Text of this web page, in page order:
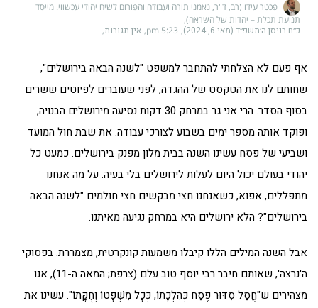
פכטר עידו (רב, ד"ר, נאמני תורה ועבודה והפורום לשיח יהודי עכשווי. מייסד
תנועת תכלת – יהדות של השראה)
כ״ח בניסן ה׳תשפ״ד (מאי 6, 2024) 5:23 pm אין תגובות
אף פעם לא הצלחתי להתחבר למשפט "לשנה הבאה בירושלים",
שחותם לנו את הטקסט של ההגדה, לפני שעוברים לפיוטים ששרים
בסוף הסדר. הרי אני גר במרחק 30 דקות נסיעה מירושלים הבנויה,
ופוקד אותה מספר ימים בשבוע לצורכי עבודה. את שבת חול המועד
ושביעי של פסח עשינו השנה בבית מלון מפנק בירושלים. כמעט כל
יהודי בעולם יכול היום לעלות לירושלים בלי בעיה. על מה אנחנו
מתפללים, אפוא, כשאנחנו חצי מבקשים חצי חולמים "לשנה הבאה
בירושלים"? הלא ירושלים היא במרחק נגיעה מאיתנו.
אבל השנה המילים הללו קיבלו משמעות קונקרטית, מצמררת. בפסוקי
ה'נרצה', שאותם חיבר רבי יוסף טוב עלם (צרפת; המאה ה-11), אנו
מצהירים ש"חֲסַל סִדּוּר פֶּסַח כְּהִלְכָתוֹ, כְּכָל מִשְׁפָּטוֹ וְחֻקָּתוֹ". עשינו את